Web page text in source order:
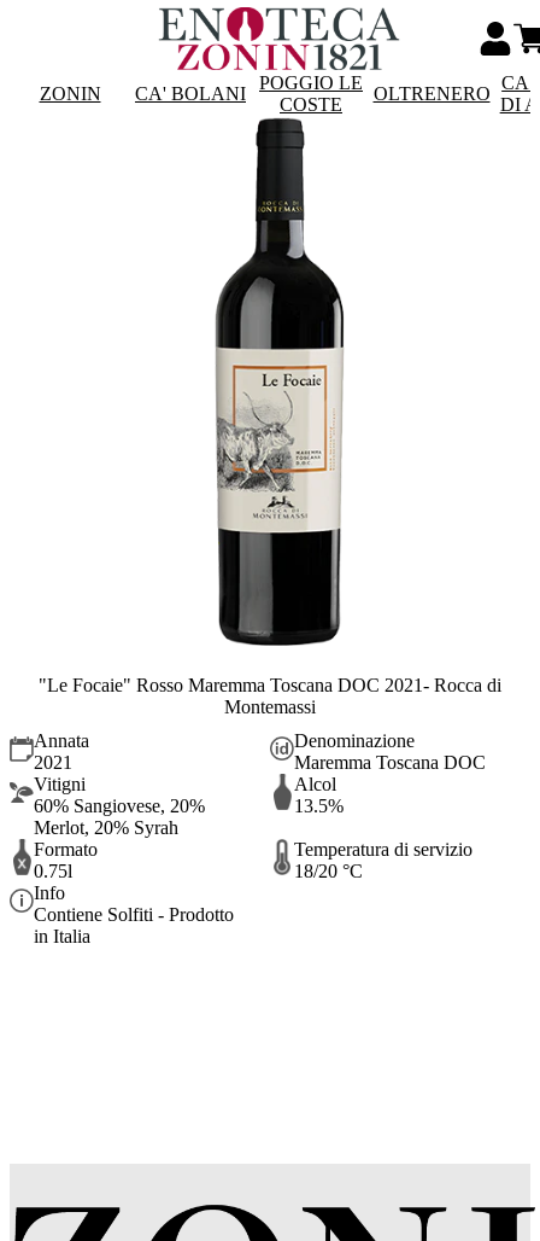
ZONIN CA' BOLANI
POGGIO LE
COSTE
OLTRENERO
DI
"Le Focaie" Rosso Maremma Toscana DOC 2021- Rocca di
Montemassi
Annata
2021
Denominazione
Maremma Toscana DOC
Vitigni
60% Sangiovese, 20%
Merlot, 20% Syrah
Alcol
13.5%
Formato
0.75l
Temperatura di servizio
18/20 °C
Info
Contiene Solfiti - Prodotto
in Italia